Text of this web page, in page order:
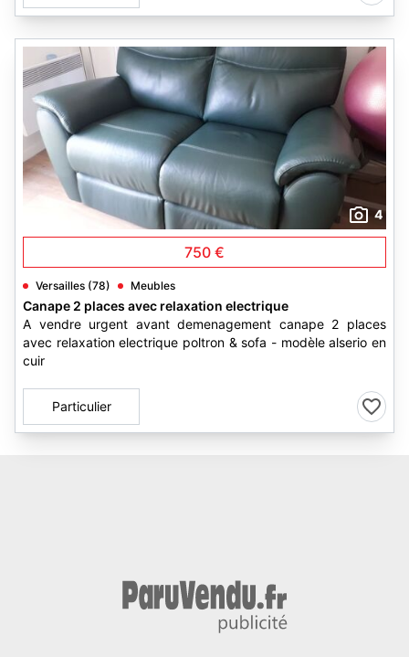
4
750 €
Versailles (78) Meubles
Canape 2 places avec relaxation electrique
A vendre urgent avant demenagement canape 2 places
avec relaxation electrique poltron & sofa - modèle alserio en
cuir
Particulier